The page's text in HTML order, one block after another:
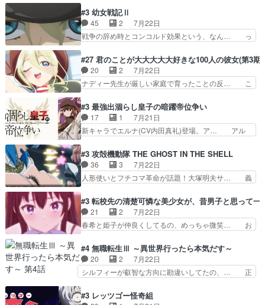
ゴリラに飽きてニワトリにス… セルリスには見守
り役が居ないとアカンね自… すみませんセルリス
萌えでした魔族の男の子…
術師学校を突如襲った魔狼はベリルとフ… 老いに
対する恐怖ね。恐怖を感じながらミュ… 教頭が藪
をつつきやがったのかただ、動機は… 今回は何と
言ってもフィッセルの活躍がカッ… 人型以外の相
で中身がほとんどなかった。… 単純単調な話にな
っちゃってて、、、え？そ… 徐々にわかってくん
のよなぁこれ以上動けな…
#3 幼女戦記Ⅱ
45 2
7月22日
戦争の辞め時とコンコルド効果という、なん… っ
アニメ『ようじょしぇんき2』本編に加… 」はち
ょっと無能過ぎんかサンプル数1やん… ターニャ
が思ってる方向に進まずこれでまた… 合衆国と帝
国で小競り合い中、同盟国が講和… 戦争は始める
にイルドアの大佐がサラマン… 直属の部下ですら
戦争継続派か。。戦争は始… 「（あの量の差が気
になるッ!!!）」ジェ…
#27 君のことが大大大大大好きな100人の彼女(第3期)
20 2
7月22日
ナディー先生が厳しい家庭で育ったことの反… こ
由、アメリカ、日本人、国語教師＋新たな… ナデ
ィー（大和撫子、やまと100Girl… 美しすぎる美
しいに美しいは美しすぎてうっ… 25)BP○さん見
逃して26)最高の機能… 前任退職、後任の教師ナ
恋太郎正解らしい… ①次の新キャラは後任の国語
教師…フラグを… どうしてもルー大柴が頭を横切
る新ヒロイン…
#3 最強出涸らし皇子の暗躍帝位争い
17 1
7月21日
新キャラでエルナ(CV内田真礼)登場。ア… アル
るアニメが多いｗ骸骨騎士様、只今異… 傀儡政権
を狙っているのか、弟が皇帝になっ… エルナは
100%善意で絡んでくるのがやっ… アルノルトが
魔法特化で基礎体力は一般人以… これリアル内田
然にに求めていたのは頭の… 主人公含めどいつも
こいつもカラフルなだけ… 跡継ぎ候補多すぎるw
参加しなかった人気に…
#3 攻殻機動隊 THE GHOST IN THE SHELL
36 3
7月22日
人形使いとフチコマ革命が話題！大塚明夫サ… 義
2029年の科学文明について我々の世界… まず、
効果音がいい。私が思うに、銃撃戦が… いきなり
のハラハラ感。犯人をどんどん追い… 擬似記憶な
の本物なのか分からないと思う？… をバンダイチ
OVAならアリかな。ICT… 冒頭のアクションから
釘付けだった。皆人形… ひとつの単体の作品とし
ては悪くないと思い…
#3 転校先の清楚可憐な美少女が、昔男子と思って一
21 2
7月22日
春希と姫子が仲良くしてるの、めっちゃ微笑… お
堂さんが女性だってことみんな知らなか… 姫子さ
んと三岳さんがラストに姫子さんのお… 初めて夜
のコンビニに行った隼人と姫子は偶… こういう学
園物のラブコメ元々好きだから設… にしても妹は
久」役で出演してまーす！み… 隼人の家庭は隼人
#4 無職転生Ⅲ ～異世界行ったら本気だす～
20 2
7月22日
シルフィーが叡智な方向に勘違いしてたの、… 正
ンダイチャンネルで視聴。リーリャさん… なんか
#3 レッツゴー怪奇組